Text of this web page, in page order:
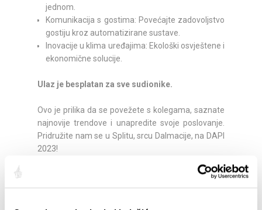
jednom.
Komunikacija s gostima: Povećajte zadovoljstvo
gostiju kroz automatizirane sustave.
Inovacije u klima uređajima: Ekološki osvještene i
ekonomične solucije.
Ulaz je besplatan za sve sudionike.
Ovo je prilika da se povežete s kolegama, saznate
najnovije trendove i unapredite svoje poslovanje.
Pridružite nam se u Splitu, srcu Dalmacije, na DAPI
2023!
Više informacija dostupno je na
https://dapi.com.hr/events/dapi-2023-split-